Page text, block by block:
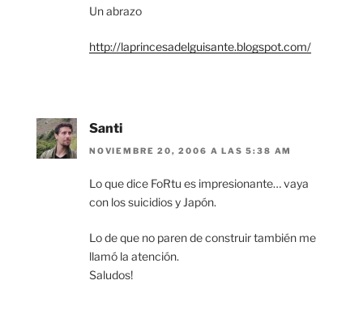
Un abrazo
http://laprincesadelguisante.blogspot.com/
Santi
NOVIEMBRE 20, 2006 A LAS 5:38 AM
Lo que dice FoRtu es impresionante… vaya
con los suicidios y Japón.
Lo de que no paren de construir también me
llamó la atención.
Saludos!